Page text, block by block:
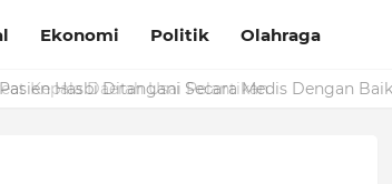
Ekonomi Politik Olahraga
Hasbi Ditangani Secara Medis Dengan Baik